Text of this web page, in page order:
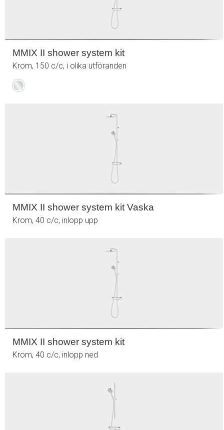
MMIX II shower system kit
Krom, 150 c/c, i olika utföranden
Krom
MMIX II shower system kit Vaska
Krom, 40 c/c, inlopp upp
MMIX II shower system kit
Krom, 40 c/c, inlopp ned